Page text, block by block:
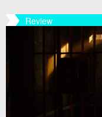
Review